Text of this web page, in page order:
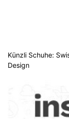
Künzli Schuhe:
Design